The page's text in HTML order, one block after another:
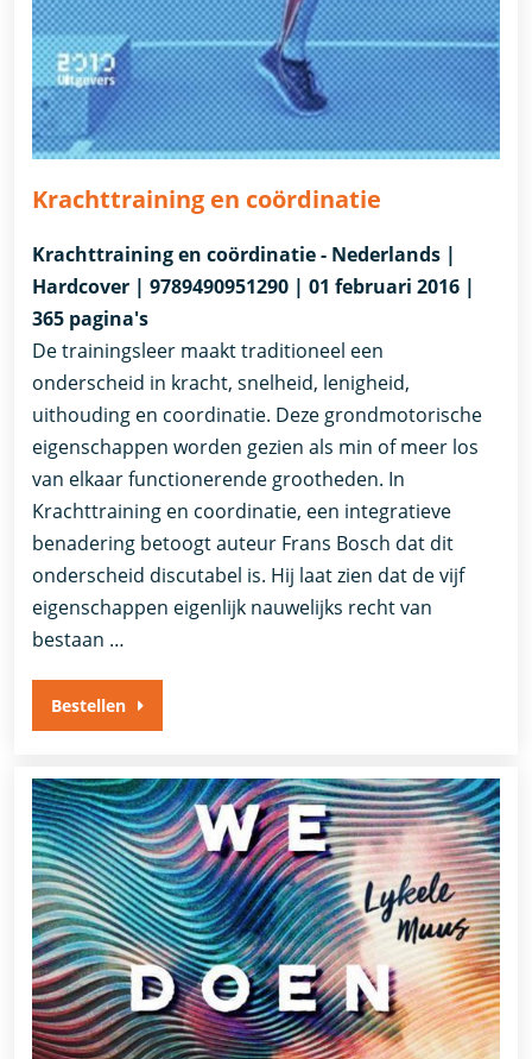
Krachttraining en coördinatie
Krachttraining en coördinatie - Nederlands |
Hardcover | 9789490951290 | 01 februari 2016 |
365 pagina's
De trainingsleer maakt traditioneel een
onderscheid in kracht, snelheid, lenigheid,
uithouding en coordinatie. Deze grondmotorische
eigenschappen worden gezien als min of meer los
van elkaar functionerende grootheden. In
Krachttraining en coordinatie, een integratieve
benadering betoogt auteur Frans Bosch dat dit
onderscheid discutabel is. Hij laat zien dat de vijf
eigenschappen eigenlijk nauwelijks recht van
bestaan …
Bestellen